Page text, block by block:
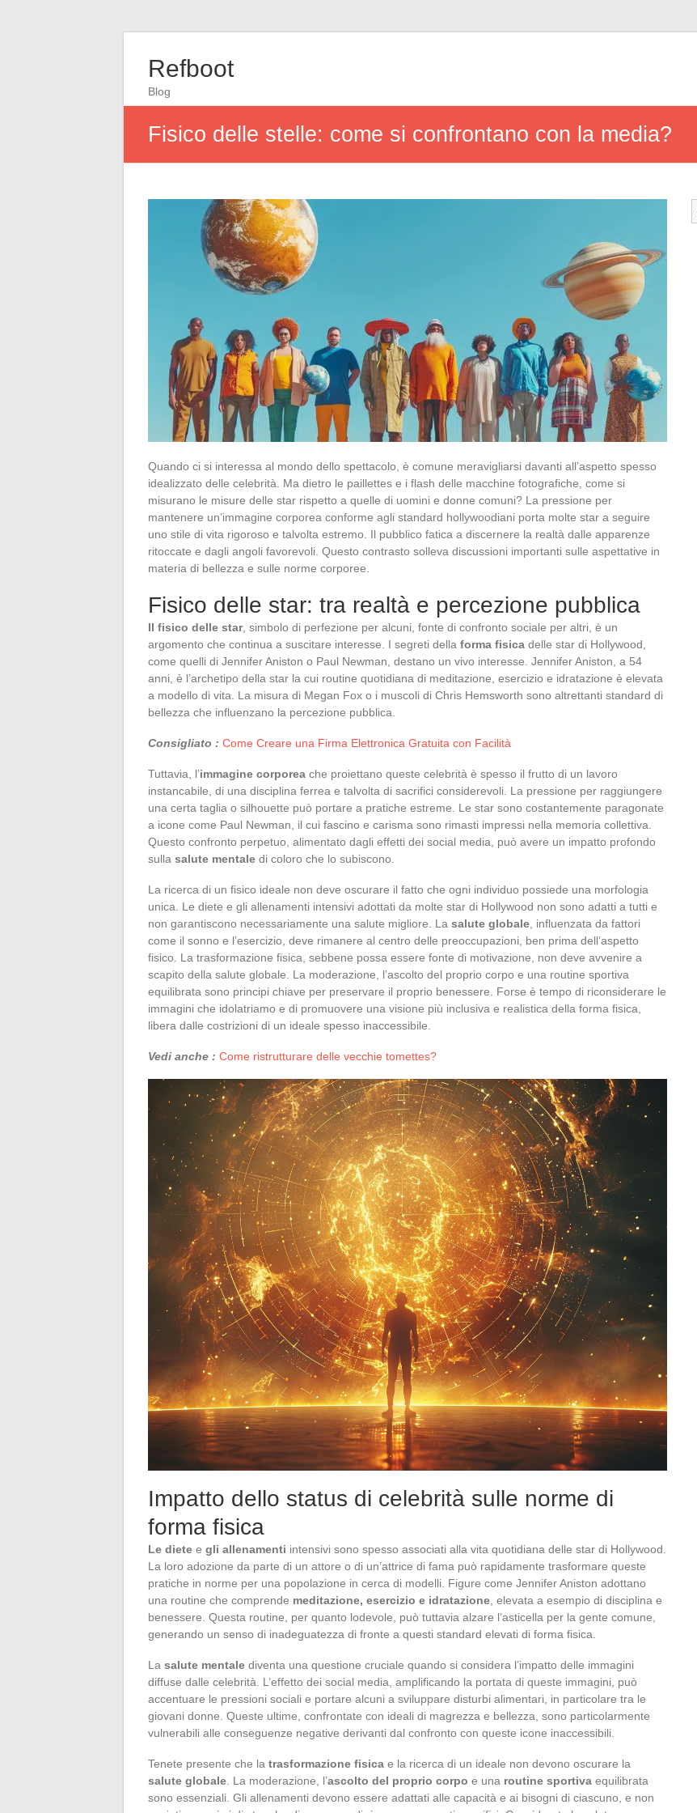
Refboot
Blog
Fisico delle stelle: come si confrontano con la media?
Quando ci si interessa al mondo dello spettacolo, è comune meravigliarsi davanti all’aspetto spesso
idealizzato delle celebrità. Ma dietro le paillettes e i flash delle macchine fotografiche, come si
misurano le misure delle star rispetto a quelle di uomini e donne comuni? La pressione per
mantenere un’immagine corporea conforme agli standard hollywoodiani porta molte star a seguire
uno stile di vita rigoroso e talvolta estremo. Il pubblico fatica a discernere la realtà dalle apparenze
ritoccate e dagli angoli favorevoli. Questo contrasto solleva discussioni importanti sulle aspettative in
materia di bellezza e sulle norme corporee.
Fisico delle star: tra realtà e percezione pubblica
Il fisico delle star, simbolo di perfezione per alcuni, fonte di confronto sociale per altri, è un
argomento che continua a suscitare interesse. I segreti della forma fisica delle star di Hollywood,
come quelli di Jennifer Aniston o Paul Newman, destano un vivo interesse. Jennifer Aniston, a 54
anni, è l’archetipo della star la cui routine quotidiana di meditazione, esercizio e idratazione è elevata
a modello di vita. La misura di Megan Fox o i muscoli di Chris Hemsworth sono altrettanti standard di
bellezza che influenzano la percezione pubblica.
Consigliato : Come Creare una Firma Elettronica Gratuita con Facilità
Tuttavia, l’immagine corporea che proiettano queste celebrità è spesso il frutto di un lavoro
instancabile, di una disciplina ferrea e talvolta di sacrifici considerevoli. La pressione per raggiungere
una certa taglia o silhouette può portare a pratiche estreme. Le star sono costantemente paragonate
a icone come Paul Newman, il cui fascino e carisma sono rimasti impressi nella memoria collettiva.
Questo confronto perpetuo, alimentato dagli effetti dei social media, può avere un impatto profondo
sulla salute mentale di coloro che lo subiscono.
La ricerca di un fisico ideale non deve oscurare il fatto che ogni individuo possiede una morfologia
unica. Le diete e gli allenamenti intensivi adottati da molte star di Hollywood non sono adatti a tutti e
non garantiscono necessariamente una salute migliore. La salute globale , influenzata da fattori
come il sonno e l’esercizio, deve rimanere al centro delle preoccupazioni, ben prima dell’aspetto
fisico. La trasformazione fisica, sebbene possa essere fonte di motivazione, non deve avvenire a
scapito della salute globale. La moderazione, l’ascolto del proprio corpo e una routine sportiva
equilibrata sono principi chiave per preservare il proprio benessere. Forse è tempo di riconsiderare le
immagini che idolatriamo e di promuovere una visione più inclusiva e realistica della forma fisica,
libera dalle costrizioni di un ideale spesso inaccessibile.
Vedi anche : Come ristrutturare delle vecchie tomettes?
Impatto dello status di celebrità sulle norme di
forma fisica
Le diete e gli allenamenti intensivi sono spesso associati alla vita quotidiana delle star di Hollywood.
La loro adozione da parte di un attore o di un’attrice di fama può rapidamente trasformare queste
pratiche in norme per una popolazione in cerca di modelli. Figure come Jennifer Aniston adottano
una routine che comprende meditazione, esercizio e idratazione , elevata a esempio di disciplina e
benessere. Questa routine, per quanto lodevole, può tuttavia alzare l’asticella per la gente comune,
generando un senso di inadeguatezza di fronte a questi standard elevati di forma fisica.
La salute mentale diventa una questione cruciale quando si considera l’impatto delle immagini
diffuse dalle celebrità. L’effetto dei social media, amplificando la portata di queste immagini, può
accentuare le pressioni sociali e portare alcuni a sviluppare disturbi alimentari, in particolare tra le
giovani donne. Queste ultime, confrontate con ideali di magrezza e bellezza, sono particolarmente
vulnerabili alle conseguenze negative derivanti dal confronto con queste icone inaccessibili.
Tenete presente che la trasformazione fisica e la ricerca di un ideale non devono oscurare la
salute globale . La moderazione, l’ascolto del proprio corpo e una routine sportiva equilibrata
sono essenziali. Gli allenamenti devono essere adattati alle capacità e ai bisogni di ciascuno, e non